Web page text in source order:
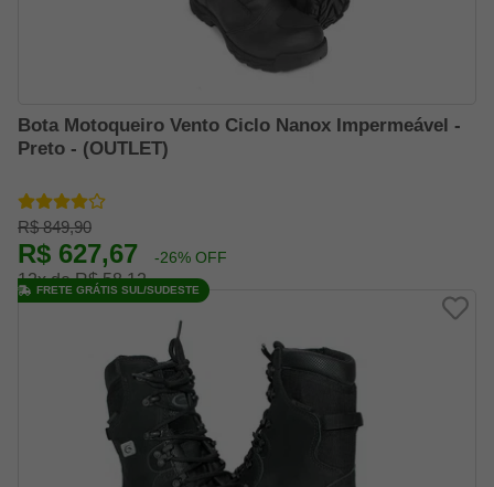
Bota Motoqueiro Vento Ciclo Nanox Impermeável -
Preto - (OUTLET)
R$ 849,90
R$ 627,67 -26% OFF
12x de R$ 58,12
FRETE GRÁTIS SUL/SUDESTE